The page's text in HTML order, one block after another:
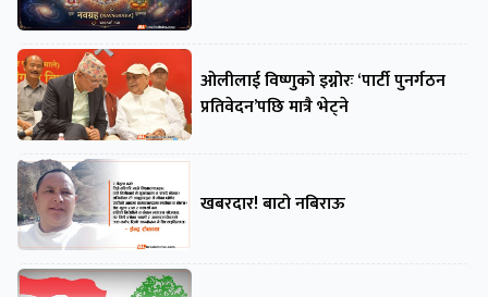
ओलीलाई विष्णुको इग्नोरः ‘पार्टी पुनर्गठन
प्रतिवेदन’पछि मात्रै भेट्ने
खबरदार! बाटो नबिराऊ